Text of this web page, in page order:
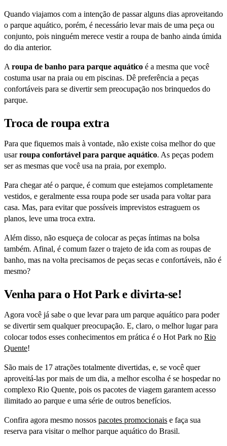
Quando viajamos com a intenção de passar alguns dias aproveitando
o parque aquático, porém, é necessário levar mais de uma peça ou
conjunto, pois ninguém merece vestir a roupa de banho ainda úmida
do dia anterior.
Aroupa de banho para parque aquático é a mesma que você
costuma usar na praia ou em piscinas. Dê preferência a peças
confortáveis para se divertir sem preocupação nos brinquedos do
parque.
Troca de roupa extra
Para que fiquemos mais à vontade, não existe coisa melhor do que
usarroupa confortável para parque aquático. As peças podem
ser as mesmas que você usa na praia, por exemplo.
Para chegar até o parque, é comum que estejamos completamente
vestidos, e geralmente essa roupa pode ser usada para voltar para
casa. Mas, para evitar que possíveis imprevistos estraguem os
planos, leve uma troca extra.
Além disso, não esqueça de colocar as peças íntimas na bolsa
também. Afinal, é comum fazer o trajeto de ida com as roupas de
banho, mas na volta precisamos de peças secas e confortáveis, não é
mesmo?
Venha para o Hot Park e divirta-se!
Agora você já sabe o que levar para um parque aquático para poder
se divertir sem qualquer preocupação. E, claro, o melhor lugar para
colocar todos esses conhecimentos em prática é o Hot Park no Rio
Quente!
São mais de 17 atrações totalmente divertidas, e, se você quer
aproveitá-las por mais de um dia, a melhor escolha é se hospedar no
complexo Rio Quente, pois os pacotes de viagem garantem acesso
ilimitado ao parque e uma série de outros benefícios.
Confira agora mesmo nossos pacotes promocionais e faça sua
reserva para visitar o melhor parque aquático do Brasil.